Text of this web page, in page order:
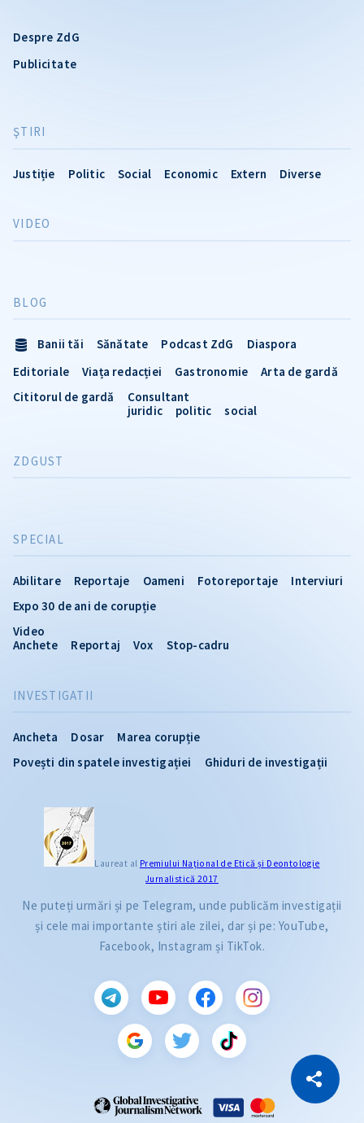
Copiază Link
Despre ZdG
Publicitate
ŞTIRI
Justiție Politic Social Economic Extern Diverse
INVESTIGATII
Ancheta Dosar
Marea corupție
Povești din spatele investigației
Ghiduri de investigații
VIDEO
SPECIAL
Abilitare Reportaje Oameni Fotoreportaje
Interviuri
Expo 30 de ani de corupție
Video
Anchete
Reportaj Vox Stop-cadru
BLOG
Banii tăi Sănătate Podcast ZdG
Diaspora
Editoriale
Viața redacției Gastronomie
Arta de gardă
Cititorul de gardă
Consultant
juridic
politic social
ZDGUST
Laureat al Premiului Naţional de Etică și Deontologie
Jurnalistică 2017
Ne puteți urmări și pe Telegram, unde publicăm investigații
și cele mai importante știri ale zilei, dar și pe: YouTube,
Facebook, Instagram și TikTok.